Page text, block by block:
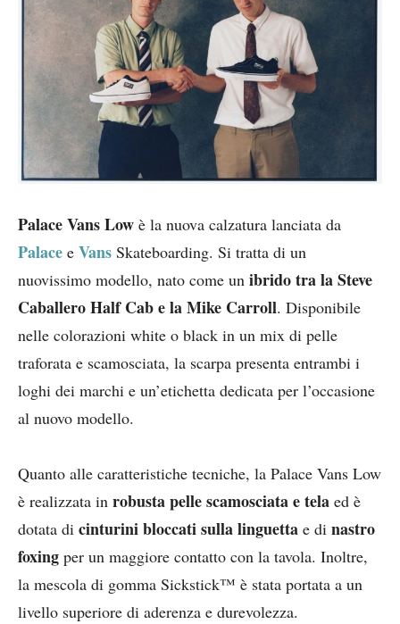
Palace Vans Low è la nuova calzatura lanciata da
Palace e Vans Skateboarding. Si tratta di un
nuovissimo modello, nato come un ibrido tra la Steve
Caballero Half Cab e la Mike Carroll. Disponibile
nelle colorazioni white o black in un mix di pelle
traforata e scamosciata, la scarpa presenta entrambi i
loghi dei marchi e un’etichetta dedicata per l’occasione
al nuovo modello.
Quanto alle caratteristiche tecniche, la Palace Vans Low
è realizzata in robusta pelle scamosciata e tela ed è
dotata di cinturini bloccati sulla linguetta e di nastro
foxing per un maggiore contatto con la tavola. Inoltre,
la mescola di gomma Sickstick™ è stata portata a un
livello superiore di aderenza e durevolezza.